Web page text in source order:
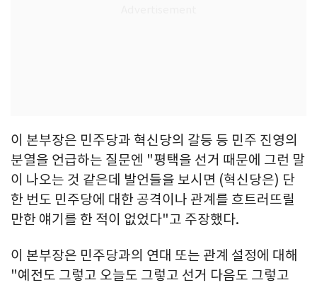
이 본부장은 민주당과 혁신당의 갈등 등 민주 진영의
분열을 언급하는 질문엔 "평택을 선거 때문에 그런 말
이 나오는 것 같은데 발언들을 보시면 (혁신당은) 단
한 번도 민주당에 대한 공격이나 관계를 흐트러뜨릴
만한 얘기를 한 적이 없었다"고 주장했다.
이 본부장은 민주당과의 연대 또는 관계 설정에 대해
"예전도 그렇고 오늘도 그렇고 선거 다음도 그렇고